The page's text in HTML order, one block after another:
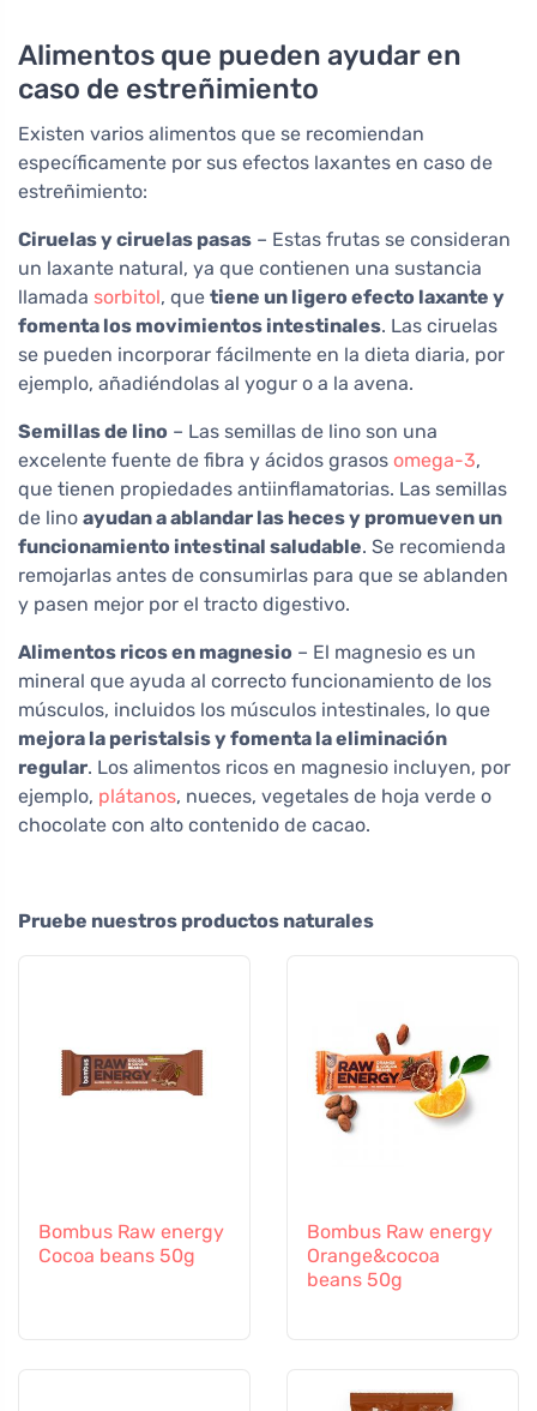
Alimentos que pueden ayudar en
caso de estreñimiento
Existen varios alimentos que se recomiendan
específicamente por sus efectos laxantes en caso de
estreñimiento:
Ciruelas y ciruelas pasas – Estas frutas se consideran
un laxante natural, ya que contienen una sustancia
llamada sorbitol, que tiene un ligero efecto laxante y
fomenta los movimientos intestinales. Las ciruelas
se pueden incorporar fácilmente en la dieta diaria, por
ejemplo, añadiéndolas al yogur o a la avena.
Semillas de lino – Las semillas de lino son una
excelente fuente de fibra y ácidos grasos omega-3,
que tienen propiedades antiinflamatorias. Las semillas
de lino ayudan a ablandar las heces y promueven un
funcionamiento intestinal saludable. Se recomienda
remojarlas antes de consumirlas para que se ablanden
y pasen mejor por el tracto digestivo.
Alimentos ricos en magnesio – El magnesio es un
mineral que ayuda al correcto funcionamiento de los
músculos, incluidos los músculos intestinales, lo que
mejora la peristalsis y fomenta la eliminación
regular. Los alimentos ricos en magnesio incluyen, por
ejemplo, plátanos, nueces, vegetales de hoja verde o
chocolate con alto contenido de cacao.
Pruebe nuestros productos naturales
Bombus Raw energy
Cocoa beans 50g
Bombus Raw energy
Orange&cocoa
beans 50g